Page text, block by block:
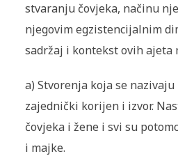
stvaranju čovjeka, načinu
njegovim egzistencijalnim
sadržaj i kontekst ovih ajeta
a) Stvorenja koja se
zajednički korijen i izvor.
čovjeka i žene i svi su
i majke.